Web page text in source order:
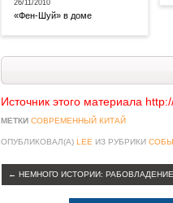
26/11/2010
«Фен-Шуй» в доме
Источник этого материала
МЕТКИ СОВРЕМЕННЫЙ КИТАЙ
ОПУБЛИКОВАЛ(А) LEE ИЗ РУБРИКИ
← НЕМНОГО ИСТОРИИ: